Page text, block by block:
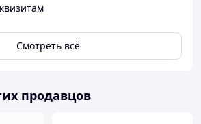
Смотреть всё
продавцов